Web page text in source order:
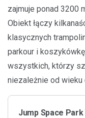
zajmuje ponad 3200
Obiekt łączy
klasycznych
parkour i
wszystkich, którzy
niezależnie od
Jump Space